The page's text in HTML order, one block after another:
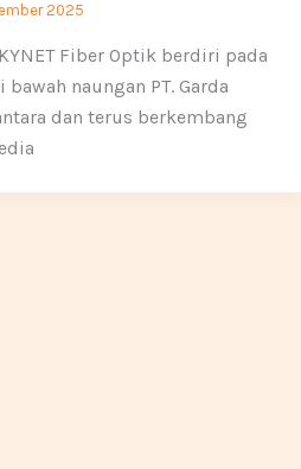
2025
Fiber Optik berdiri pada
naungan PT. Garda
dan terus berkembang